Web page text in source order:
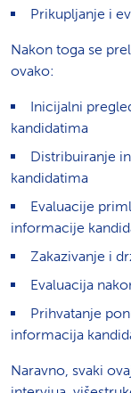
Prikupljanje i
Nakon toga se
ovako:
Inicijalni
kandidatima
Distribuiranje
kandidatima
Evaluacije
informacije
Zakazivanje i
Evaluacija
Prihvatanje
informacija
Naravno, svaki